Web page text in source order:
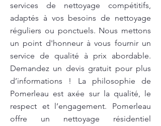
services de nettoyage compétitifs,
adaptés à vos besoins de nettoyage
réguliers ou ponctuels. Nous mettons
un point d'honneur à vous fournir un
service de qualité à prix abordable.
Demandez un devis gratuit pour plus
d’informations ! La philosophie de
Pomerleau est axée sur la qualité, le
respect et l’engagement. Pomerleau
offre un nettoyage résidentiel